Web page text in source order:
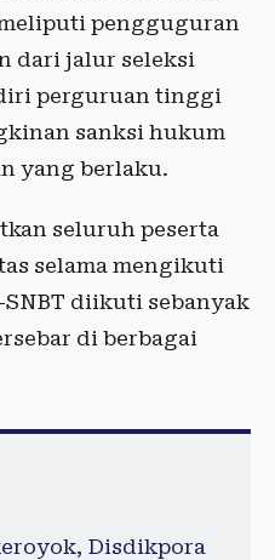
pengguguran
dari jalur seleksi
perguruan tinggi
sanksi hukum
yang berlaku.
seluruh peserta
selama mengikuti
diikuti sebanyak
di berbagai
Disdikpora